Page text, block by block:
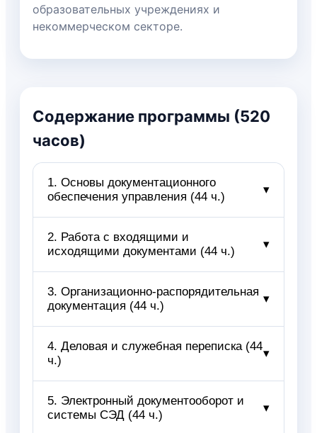
образовательных учреждениях и
некоммерческом секторе.
Содержание программы (520
часов)
1. Основы документационного
обеспечения управления (44 ч.)
▾
1.1. История и современное
понимание документа
1.2. Понятие документационного
обеспечения управления
1.3. Профессиональная
делопроизводителя
1.4. Классификация
1.6. Система управленческой
документации
2. Работа с входящими и
исходящими документами (44 ч.)
▾
2.1. Алгоритм приёма входящей
корреспонденции
2.2. Первичная обработка
полученных документов
2.4. Регистрация входящих
документов
3. Организационно-распорядительная
документация (44 ч.)
▾
3.1. Структура организационно-
3.2. Приказы по основной
деятельности
3.3. Приказы по
4. Деловая и служебная переписка (44
ч.)
▾
4.1. Основы деловой переписки
4.2. Стилевые требования
5. Электронный документооборот и
системы СЭД (44 ч.)
▾